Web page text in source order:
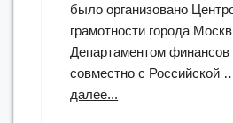
было организовано
грамотности города
Департаментом
совместно с Российской
далее...